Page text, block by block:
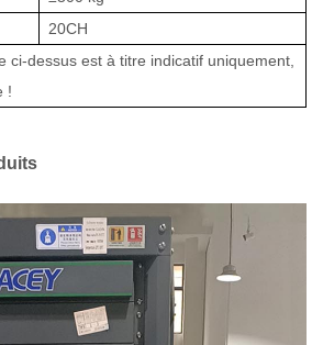
20CH
ci-dessus est à titre indicatif uniquement,
!